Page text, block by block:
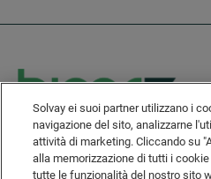
Solvay's Privacy & Cookie
Solvay ei suoi partner utilizzano i
navigazione del sito, analizzarne
attività di marketing. Cliccando su
alla memorizzazione di tutti i
tutte le funzionalità del nostro sito